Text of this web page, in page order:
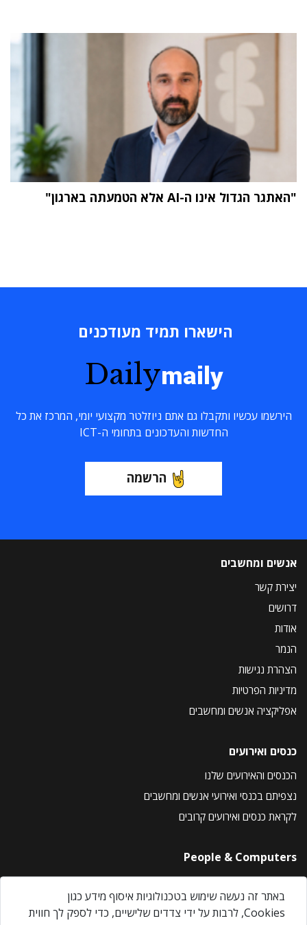
"האתגר הגדול אינו ה-AI אלא הטמעתה בארגון"
הישארו תמיד מעודכנים
Dailymaily
הירשמו עכשיו ותקבלו גם אתם ניוזלטר מקצועי יומי, המרכז את כל
החדשות והעדכונים בתחומי ה-ICT
הרשמה
אנשים ומחשבים
יצירת קשר
דרושים
אודות
הנמר
הצהרת נגישות
מדיניות הפרטיות
אפליקציה אנשים ומחשבים
כנסים ואירועים
הכנסים והאירועים שלנו
נצפיתם בכנסי ואירועי אנשים ומחשבים
לקראת כנסים ואירועים קרובים
People & Computers
About Us
Privacy Policy
באתר זה נעשה שימוש בטכנולוגיות איסוף מידע כגון
Cookies, לרבות על ידי צדדים שלישיים, כדי לספק לך חווית